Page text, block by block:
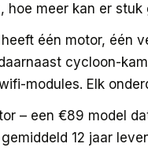
hoe meer kan er stuk
één motor, één
cycloon-
modules. Elk
– een €89 model
12 jaar